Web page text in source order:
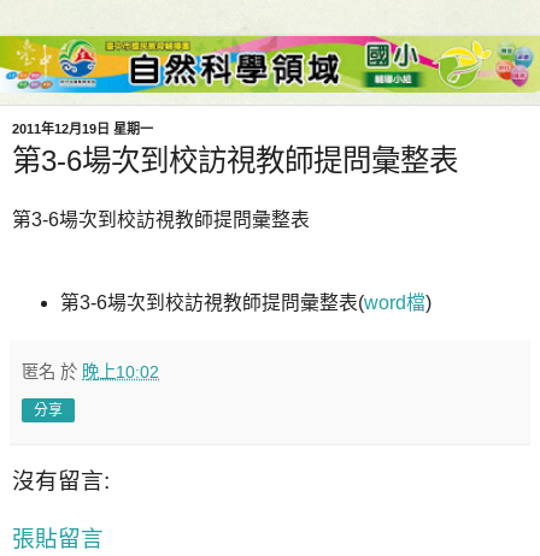
2011年12月19日 星期一
第3-6場次到校訪視教師提問彙整表
第3-6場次到校訪視教師提問彙整表
第3-6場次到校訪視教師提問彙整表(word檔)
匿名 於 晚上10:02
分享
沒有留言:
張貼留言